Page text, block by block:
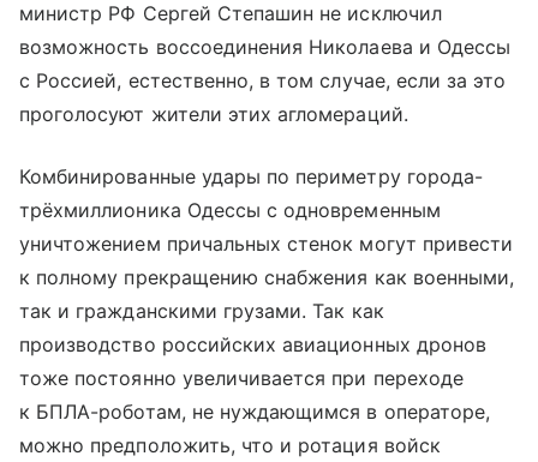
министр РФ Сергей Степашин не исключил
возможность воссоединения Николаева и Одессы
с Россией, естественно, в том случае, если за это
проголосуют жители этих агломераций.
Комбинированные удары по периметру города-
трёхмиллионика Одессы с одновременным
уничтожением причальных стенок могут привести
к полному прекращению снабжения как военными,
так и гражданскими грузами. Так как
производство российских авиационных дронов
тоже постоянно увеличивается при переходе
к БПЛА-роботам, не нуждающимся в операторе,
можно предположить, что и ротация войск